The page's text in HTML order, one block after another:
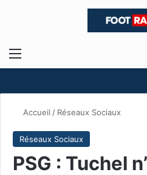
Menu
Accueil / Réseaux Sociaux
Réseaux Sociaux
PSG : Tuchel